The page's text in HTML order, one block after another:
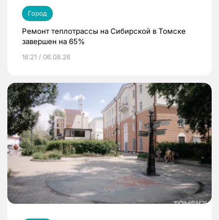
Город
Ремонт теплотрассы на Сибирской в Томске
завершен на 65%
16:21 / 06.08.26